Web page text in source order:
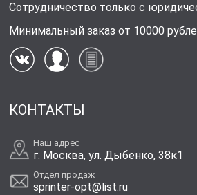
Сотрудничество только с
Минимальный заказ от 10000
КОНТАКТЫ
Наш адрес
г. Москва, ул. Дыбенко, 38к1
Отдел продаж
sprinter-opt@list.ru